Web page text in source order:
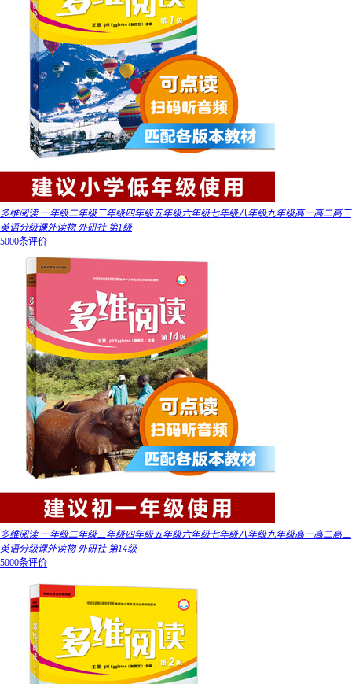
多维阅读 一年级二年级三年级四年级五年级六年级七年级八年级九年级高一高二高三
英语分级课外读物 外研社 第1级
5000条评价
多维阅读 一年级二年级三年级四年级五年级六年级七年级八年级九年级高一高二高三
英语分级课外读物 外研社 第14级
5000条评价